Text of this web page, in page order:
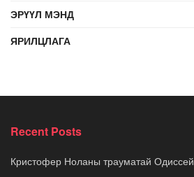
ЭРҮҮЛ МЭНД
ЯРИЛЦЛАГА
Recent Posts
Кристофер Ноланы трауматай Одиссей